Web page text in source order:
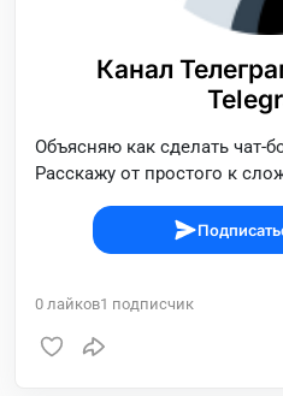
Канал
Объясняю как сделать чат-
Расскажу от простого к
0 лайков1 подписчик